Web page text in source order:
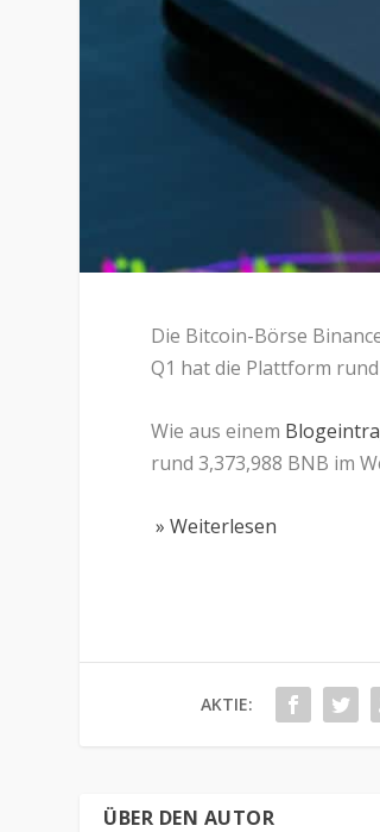
Die Bitcoin-Börse
Q1 hat die Plattform
Wie aus einem
rund 3,373,988 BNB im
» Weiterlesen
AKTIE:
ÜBER DEN AUTOR